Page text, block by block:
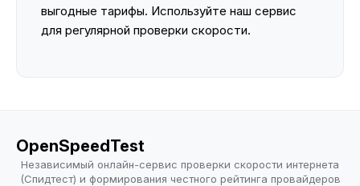
выгодные тарифы. Используйте наш сервис
для регулярной проверки скорости.
OpenSpeedTest
Независимый онлайн-сервис проверки скорости интернета
(Спидтест) и формирования честного рейтинга провайдеров